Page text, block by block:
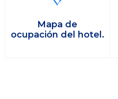
Mapa de
ocupación del hotel.